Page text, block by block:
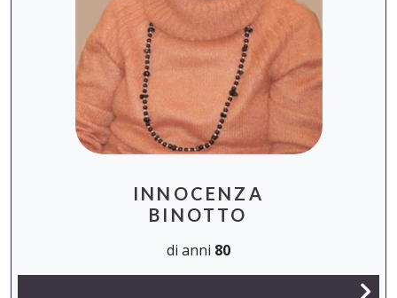
INNOCENZA
BINOTTO
di anni 80